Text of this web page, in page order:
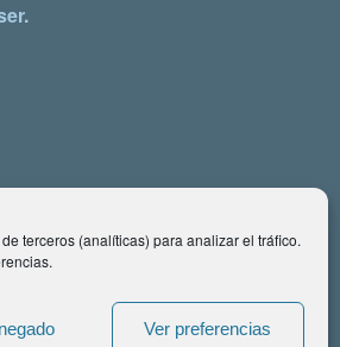
terceros (analíticas) para analizar el tráfico.
Ver preferencias